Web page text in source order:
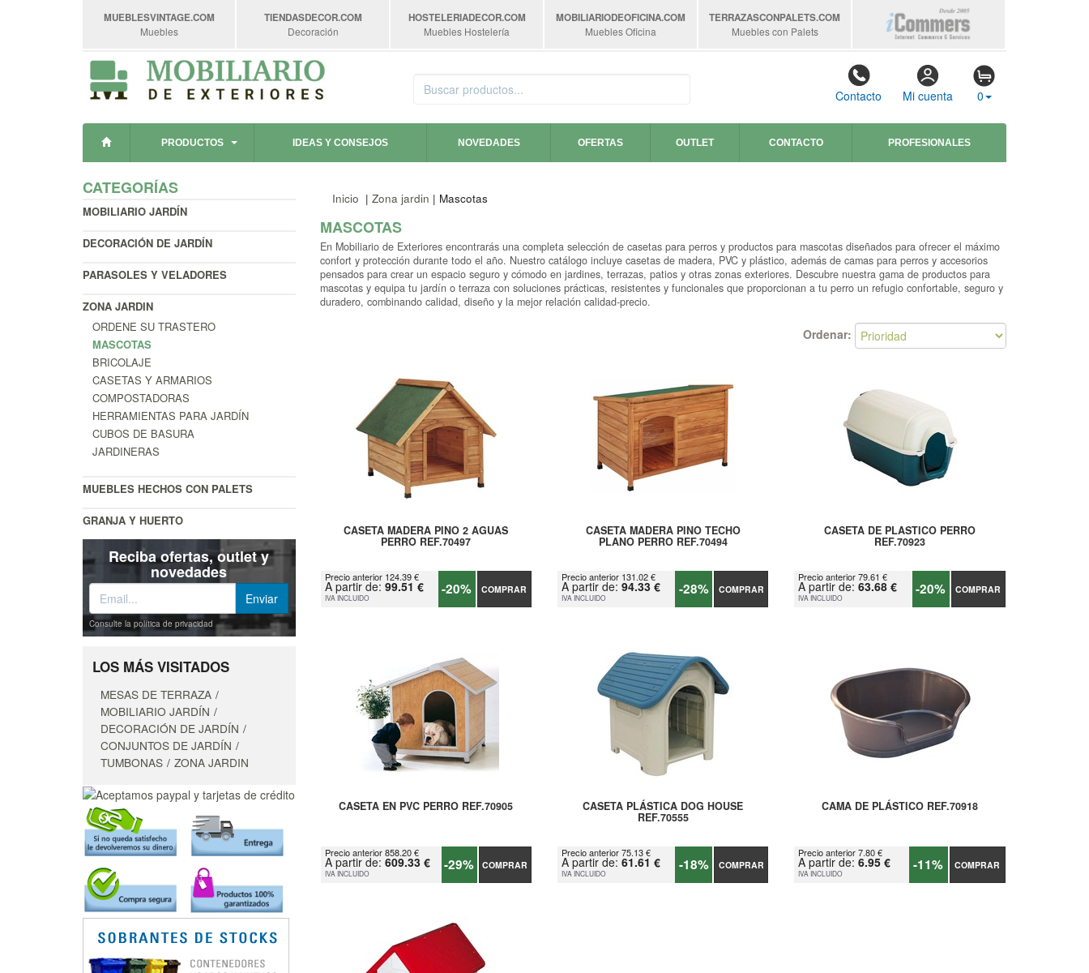
MUEBLESVINTAGE.COM
Muebles
TIENDASDECOR.COM
Decoración
HOSTELERIADECOR.COM
Muebles Hostelería
MOBILIARIODEOFICINA.COM
Muebles Oficina
TERRAZASCONPALETS.COM
Muebles con Palets
Contacto Mi cuenta 0
PRODUCTOS IDEAS Y CONSEJOS NOVEDADES OFERTAS OUTLET CONTACTO PROFESIONALES
CATEGORÍAS
MOBILIARIO JARDÍN
DECORACIÓN DE JARDÍN
PARASOLES Y VELADORES
ZONA JARDIN
ORDENE SU TRASTERO
MASCOTAS
BRICOLAJE
CASETAS Y ARMARIOS
COMPOSTADORAS
HERRAMIENTAS PARA JARDÍN
CUBOS DE BASURA
JARDINERAS
MUEBLES HECHOS CON PALETS
GRANJA Y HUERTO
Reciba ofertas, outlet y
novedades
Consulte la política de privacidad
LOS MÁS VISITADOS
MESAS DE TERRAZA
MOBILIARIO JARDÍN
DECORACIÓN DE JARDÍN
CONJUNTOS DE JARDÍN
TUMBONAS
ZONA JARDIN
Inicio | Zona jardin | Mascotas
MASCOTAS
En Mobiliario de Exteriores encontrarás una completa selección de casetas para perros y productos para mascotas diseñados para ofrecer el máximo
confort y protección durante todo el año. Nuestro catálogo incluye casetas de madera, PVC y plástico, además de camas para perros y accesorios
pensados para crear un espacio seguro y cómodo en jardines, terrazas, patios y otras zonas exteriores. Descubre nuestra gama de productos para
mascotas y equipa tu jardín o terraza con soluciones prácticas, resistentes y funcionales que proporcionan a tu perro un refugio confortable, seguro y
duradero, combinando calidad, diseño y la mejor relación calidad-precio.
Ordenar:
CASETA MADERA PINO 2 AGUAS
PERRO REF.70497
Precio anterior 124.39 €
A partir de: 99.51 €
IVA INCLUIDO -20% COMPRAR
CASETA MADERA PINO TECHO
PLANO PERRO REF.70494
Precio anterior 131.02 €
A partir de: 94.33 €
IVA INCLUIDO -28% COMPRAR
CASETA DE PLASTICO PERRO
REF.70923
Precio anterior 79.61 €
A partir de:63.68 €
IVA INCLUIDO -20% COMPRAR
CASETA EN PVC PERRO REF.70905
Precio anterior 858.20 €
A partir de: 609.33 €
IVA INCLUIDO -29% COMPRAR
CASETA PLÁSTICA DOG HOUSE
REF.70555
Precio anterior 75.13 €
A partir de: 61.61 €
IVA INCLUIDO -18% COMPRAR
CAMA DE PLÁSTICO REF.70918
Precio anterior 7.80 €
A partir de:6.95 €
IVA INCLUIDO -11% COMPRAR